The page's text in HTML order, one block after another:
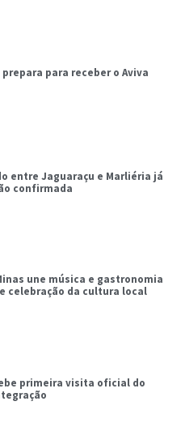
prepara para receber o Aviva
entre Jaguaraçu e Marliéria já
confirmada
une música e gastronomia
celebração da cultura local
primeira visita oficial do